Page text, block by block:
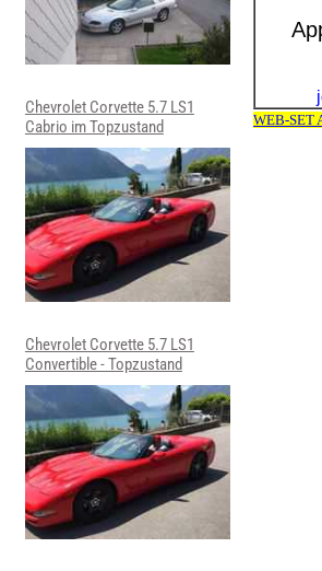
Chevrolet Corvette 5.7 LS1
Cabrio im Topzustand
Chevrolet Corvette 5.7 LS1
Convertible - Topzustand